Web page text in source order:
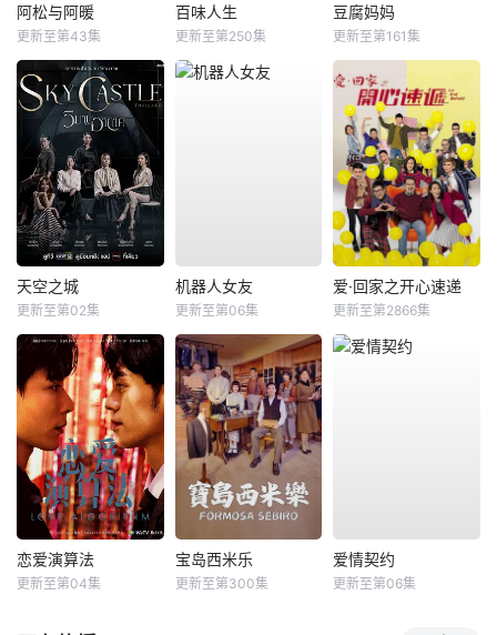
阿松与阿暖
更新至第43集
百味人生
更新至第250集
豆腐妈妈
更新至第161集
天空之城
更新至第02集
机器人女友
更新至第06集
爱·回家之开心速递
更新至第2866集
恋爱演算法
更新至第04集
宝岛西米乐
更新至第300集
爱情契约
更新至第06集